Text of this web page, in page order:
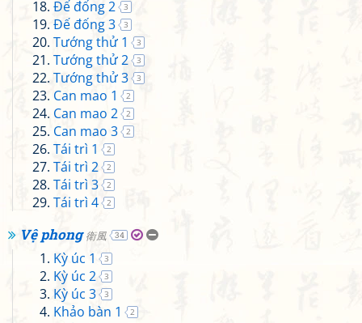
Đế đống 2 3
Đế đống 3 3
Tướng thử 1 3
Tướng thử 2 3
Tướng thử 3 3
Can mao 1 2
Can mao 2 2
Can mao 3 2
Tái trì 1 2
Tái trì 2 2
Tái trì 3 2
Tái trì 4 2
Vệ phong衛風 34
Kỳ úc 1 3
Kỳ úc 2 3
Kỳ úc 3 3
Khảo bàn 1 2